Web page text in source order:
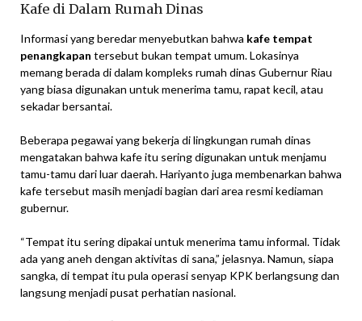
Kafe di Dalam Rumah Dinas
Informasi yang beredar menyebutkan bahwa kafe tempat
penangkapan tersebut bukan tempat umum. Lokasinya
memang berada di dalam kompleks rumah dinas Gubernur Riau
yang biasa digunakan untuk menerima tamu, rapat kecil, atau
sekadar bersantai.
Beberapa pegawai yang bekerja di lingkungan rumah dinas
mengatakan bahwa kafe itu sering digunakan untuk menjamu
tamu-tamu dari luar daerah. Hariyanto juga membenarkan bahwa
kafe tersebut masih menjadi bagian dari area resmi kediaman
gubernur.
“Tempat itu sering dipakai untuk menerima tamu informal. Tidak
ada yang aneh dengan aktivitas di sana,” jelasnya. Namun, siapa
sangka, di tempat itu pula operasi senyap KPK berlangsung dan
langsung menjadi pusat perhatian nasional.